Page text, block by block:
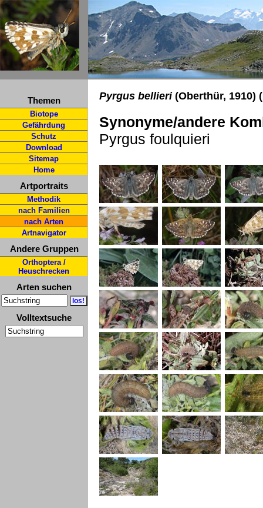
Themen
Biotope
Gefährdung
Schutz
Download
Sitemap
Home
Artportraits
Methodik
nach Familien
nach Arten
Artnavigator
Andere Gruppen
Orthoptera /
Heuschrecken
Arten suchen
Volltextsuche
Pyrgus bellieri(Oberthür, 1910)
Synonyme/andere
Pyrgus foulquieri